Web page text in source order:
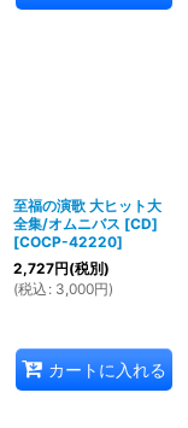
至福の演歌 大ヒット大
全集/オムニバス [CD]
[COCP-42220]
2,727円(税別)
(税込 : 3,000円)
カートに入れる